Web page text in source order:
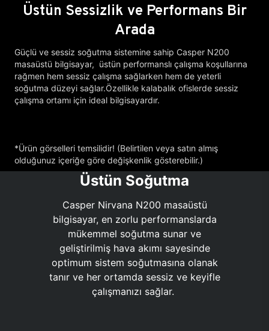
Üstün Sessizlik ve Performans Bir
Arada
Güçlü ve sessiz soğutma sistemine sahip Casper N200
masaüstü bilgisayar, üstün performanslı çalışma koşullarına
rağmen hem sessiz çalışma sağlarken hem de yeterli
soğutma düzeyi sağlar.Özellikle kalabalık ofislerde sessiz
çalışma ortamı için ideal bilgisayardır.
*Ürün görselleri temsilidir! (Belirtilen veya satın almış
olduğunuz içeriğe göre değişkenlik gösterebilir.)
Üstün Soğutma
Casper Nirvana N200 masaüstü
bilgisayar, en zorlu performanslarda
mükemmel soğutma sunar ve
geliştirilmiş hava akımı sayesinde
optimum sistem soğutmasına olanak
tanır ve her ortamda sessiz ve keyifle
çalışmanızı sağlar.